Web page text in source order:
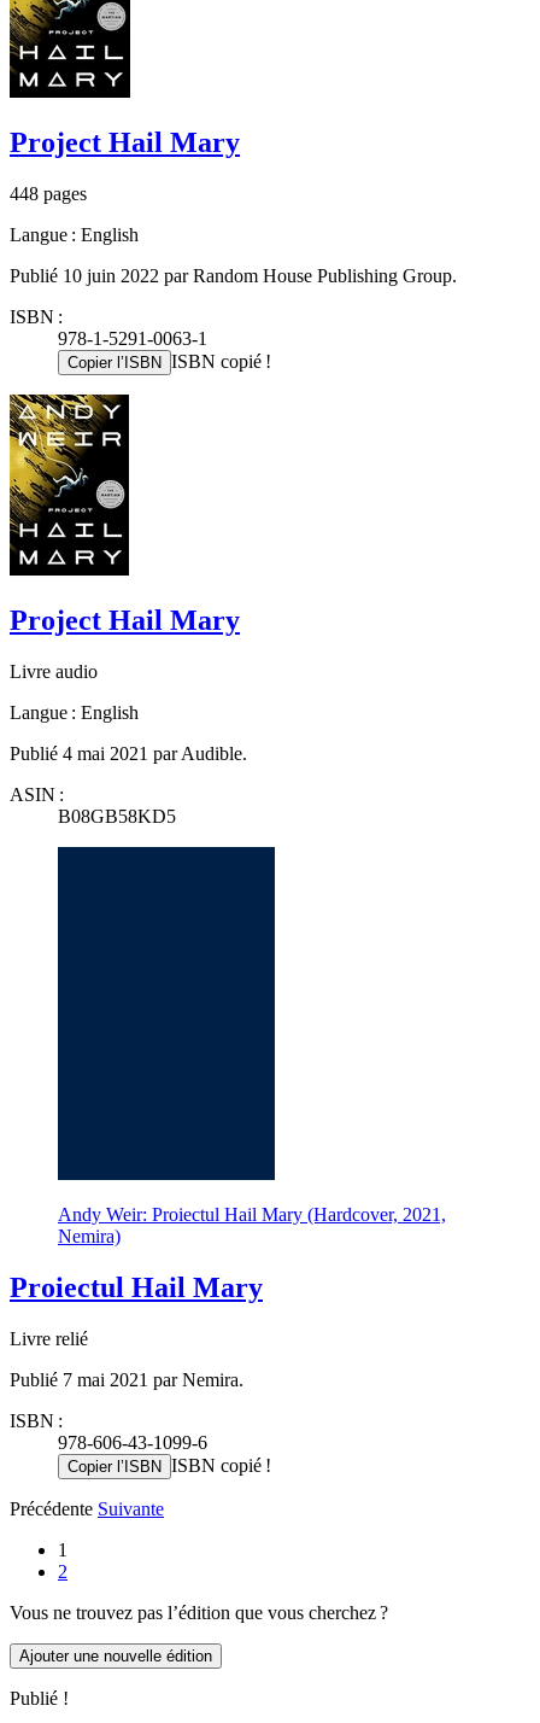
Project Hail Mary
448 pages
Langue : English
Publié 10 juin 2022 par Random House Publishing Group.
ISBN :
978-1-5291-0063-1
Copier l’ISBN ISBN copié !
Project Hail Mary
Livre audio
Langue : English
Publié 4 mai 2021 par Audible.
ASIN :
B08GB58KD5
Andy Weir: Proiectul Hail Mary (Hardcover, 2021,
Nemira)
Proiectul Hail Mary
Livre relié
Publié 7 mai 2021 par Nemira.
ISBN :
978-606-43-1099-6
Copier l’ISBN ISBN copié !
Précédente Suivante
1
2
Vous ne trouvez pas l’édition que vous cherchez ?
Ajouter une nouvelle édition
Publié !